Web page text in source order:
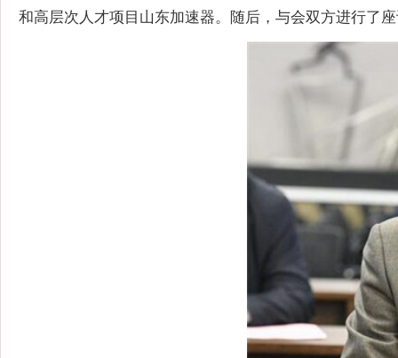
和高层次人才项目山东加速器。随后，与会双方进行了